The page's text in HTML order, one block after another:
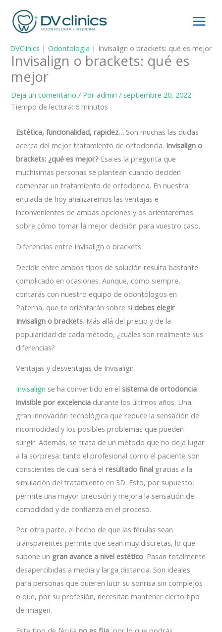
contenido
DVClinics | Odontología | Invisalign o brackets: qué es mejor
Invisalign o brackets: qué es
mejor
Deja un comentario / Poradmin/septiembre 20, 2022
Tiempo de lectura: 6 minutos
Estética, funcionalidad, rapidez… Son muchas las dudas
acerca del mejor tratamiento de ortodoncia. Invisalign o
brackets: ¿qué es mejor? Esa es la pregunta que
muchísimas personas se plantean cuando deciden
comenzar un tratamiento de ortodoncia. En nuestra
entrada de hoy analizaremos las ventajas e
inconvenientes de ambas opciones y os orientaremos
sobre cómo tomar la mejor decisión para vuestro caso.
Diferencias entre Invisalign o brackets
Decidir entre ambos tipos de solución resulta bastante
complicado en ocasiones. Aunque, como siempre,
contarás con nuestro equipo de odontólogos en
Paterna, que te orientarán sobre si debes elegir
Invisalign o brackets. Más allá del precio y de la
popularidad de cada método, ¿cuáles son realmente sus
diferencias?
Ventajas y desventajas de Invisalign
Invisalign se ha convertido en el sistema de ortodoncia
invisible por excelencia durante los últimos años. Una
gran innovación tecnológica que reduce la sensación de
incomodidad y los posibles problemas que pueden
surgir. Además, se trata de un método que no deja lugar
a la sorpresa: tanto el profesional como el paciente son
conscientes de cuál será elresultado final gracias a la
simulación del tratamiento en 3D. Esto, por supuesto,
permite una mayor precisión y mejora la sensación de
comodidad y de confianza en el proceso.
Por otra parte, el hecho de que las férulas sean
transparentes permite que sean muy discretas, lo que
supone un gran avance a nivel estético. Pasan totalmente
desapercibidas a media y larga distancia. Son ideales
para personas que quieren lucir su sonrisa sin complejos
o que, por su profesión, necesitan mantener cierto tipo
de imagen.